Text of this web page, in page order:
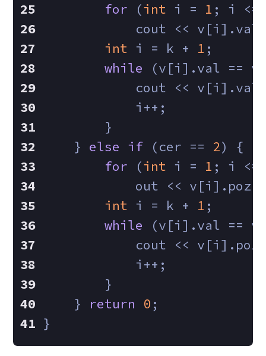
for (int i = 1 ; i <=
cout <<
int i = k + 1 ;
while (v[i].val ==
cout <<
            i++;
        }
    }
else if (cer == 2) {
for (int i = 1 ; i <=
out << v[i].poz
int i = k + 1 ;
while (v[i].val ==
cout <<
            i++;
        }
    }
return 0 ;
}